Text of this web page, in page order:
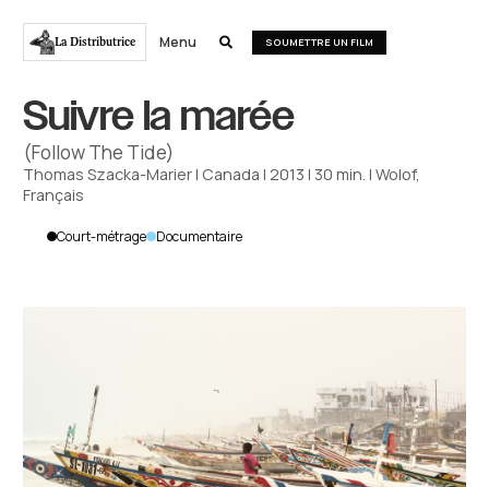
La Distributrice Menu  SOUMETTRE UN FILM
Suivre la marée
(Follow The Tide)
Thomas Szacka-Marier| Canada |2013 | 30 min. |Wolof,
Français
Court-métrage Documentaire